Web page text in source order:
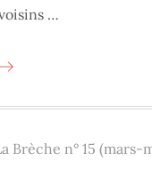
…
Brèche n° 15 (mars-